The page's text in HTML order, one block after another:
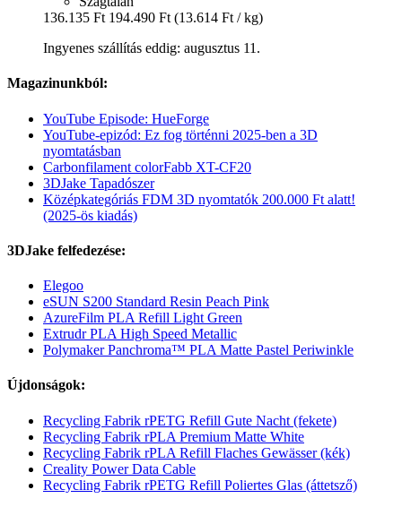
136.135 Ft 194.490 Ft (13.614 Ft / kg)
Ingyenes szállítás eddig: augusztus 11.
Magazinunkból:
YouTube Episode: HueForge
YouTube-epizód: Ez fog történni 2025-ben a 3D
nyomtatásban
Carbonfilament colorFabb XT-CF20
3DJake Tapadószer
Középkategóriás FDM 3D nyomtatók 200.000 Ft alatt!
(2025-ös kiadás)
3DJake felfedezése:
Elegoo
eSUN S200 Standard Resin Peach Pink
AzureFilm PLA Refill Light Green
Extrudr PLA High Speed Metallic
Polymaker Panchroma™ PLA Matte Pastel Periwinkle
Újdonságok:
Recycling Fabrik rPETG Refill Gute Nacht (fekete)
Recycling Fabrik rPLA Premium Matte White
Recycling Fabrik rPLA Refill Flaches Gewässer (kék)
Creality Power Data Cable
Recycling Fabrik rPETG Refill Poliertes Glas (áttetsző)